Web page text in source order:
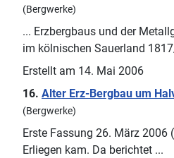
(Bergwerke)
... Erzbergbaus und der
im kölnischen Sauerland
Erstellt am 14. Mai 2006
16. Alter Erz-Bergbau um
(Bergwerke)
Erste Fassung 26. März
Erliegen kam. Da berichtet ...